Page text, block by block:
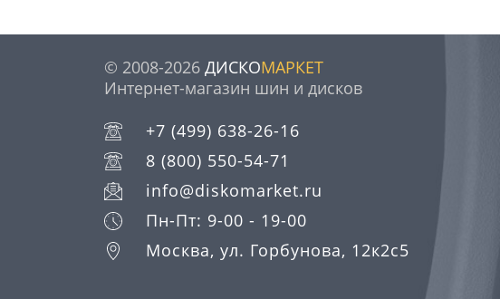
© 2008-2026 ДИСКОМАРКЕТ
Интернет-магазин шин и дисков
+7 (499) 638-26-16
8 (800) 550-54-71
info@diskomarket.ru
Пн-Пт: 9-00 - 19-00
Москва, ул. Горбунова, 12к2с5